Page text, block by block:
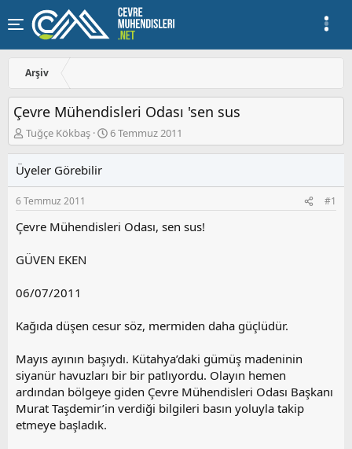
Arşiv
Çevre Mühendisleri Odası 'sen sus
K
o
u
y
u
a
l
t
a
Tuğçe Kökbaş
B
a
a
ı
i
6 Temmuz 2011
Üyeler Görebilir
6 Temmuz 2011 #1
Çevre Mühendisleri Odası, sen sus!
GÜVEN EKEN
06/07/2011
Kağıda düşen cesur söz, mermiden daha güçlüdür.
Mayıs ayının başıydı. Kütahya’daki gümüş madeninin
siyanür havuzları bir bir patlıyordu. Olayın hemen
ardından bölgeye giden Çevre Mühendisleri Odası Başkanı
Murat Taşdemir’in verdiği bilgileri basın yoluyla takip
etmeye başladık.